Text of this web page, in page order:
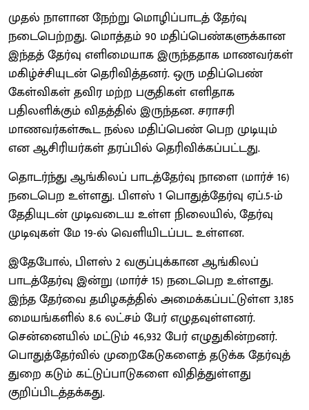
முதல் நாளான நேற்று மொழிப்பாடத் தேர்வு
நடைபெற்றது. மொத்தம் 90 மதிப்பெண்களுக்கான
இந்தத் தேர்வு எளிமையாக இருந்ததாக மாணவர்கள்
மகிழ்ச்சியுடன் தெரிவித்தனர். ஒரு மதிப்பெண்
கேள்விகள் தவிர மற்ற பகுதிகள் எளிதாக
பதிலளிக்கும் விதத்தில் இருந்தன. சராசரி
மாணவர்கள்கூட நல்ல மதிப்பெண் பெற முடியும்
என ஆசிரியர்கள் தரப்பில் தெரிவிக்கப்பட்டது.
தொடர்ந்து ஆங்கிலப் பாடத்தேர்வு நாளை (மார்ச் 16)
நடைபெற உள்ளது. பிளஸ் 1 பொதுத்தேர்வு ஏப்.5-ம்
தேதியுடன் முடிவடைய உள்ள நிலையில், தேர்வு
முடிவுகள் மே 19-ல் வெளியிடப்பட உள்ளன.
இதேபோல், பிளஸ் 2 வகுப்புக்கான ஆங்கிலப்
பாடத்தேர்வு இன்று (மார்ச் 15) நடைபெற உள்ளது.
இந்த தேர்வை தமிழகத்தில் அமைக்கப்பட்டுள்ள 3,185
மையங்களில் 8.6 லட்சம் பேர் எழுதவுள்ளனர்.
சென்னையில் மட்டும் 46,932 பேர் எழுதுகின்றனர்.
பொதுத்தேர்வில் முறைகேடுகளைத் தடுக்க தேர்வுத்
துறை கடும் கட்டுப்பாடுகளை விதித்துள்ளது
குறிப்பிடத்தக்கது.